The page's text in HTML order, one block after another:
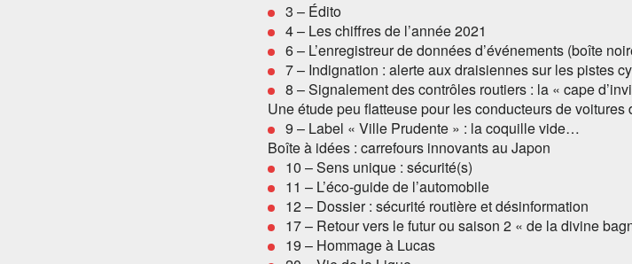
3 – Édito
4 – Les chiffres de l’année 2021
6 – L’enregistreur de données d’événements (boîte
7 – Indignation : alerte aux draisiennes sur les pistes
8 – Signalement des contrôles routiers : la « cape
Une étude peu flatteuse pour les conducteurs de
9 – Label « Ville Prudente » : la coquille vide…
Boîte à idées : carrefours innovants au Japon
10 – Sens unique : sécurité(s)
11 – L’éco-guide de l’automobile
12 – Dossier : sécurité routière et désinformation
17 – Retour vers le futur ou saison 2 « de la divine
19 – Hommage à Lucas